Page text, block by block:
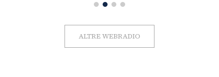
ALTRE WEBRADIO